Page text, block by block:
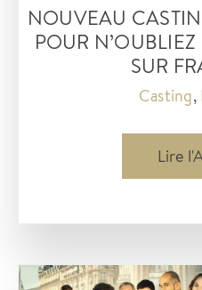
NOUVEAU
POUR N’OUBLIEZ
SUR
Casting,
pour
Lire